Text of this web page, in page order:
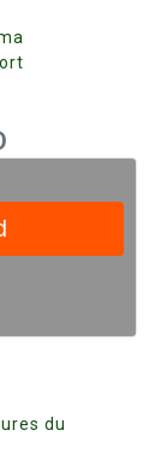
du